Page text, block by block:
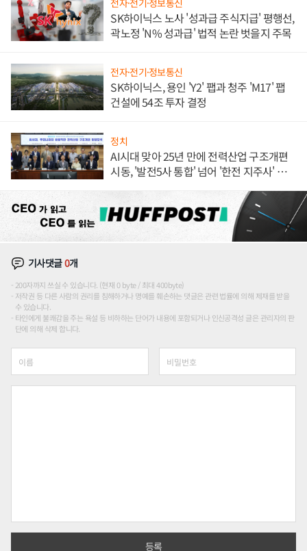
전자·전기·정보통신
SK하이닉스 노사 '성과급 주식지급' 평행선,
곽노정 'N% 성과급' 법적 논란 벗을지 주목
전자·전기·정보통신
SK하이닉스, 용인 'Y2' 팹과 청주 'M17' 팹
건설에 54조 투자 결정
정치
AI시대 맞아 25년 만에 전력산업 구조개편
시동, '발전5사 통합' 넘어 '한전 지주사' 재편
기사댓글0개
200자까지 쓰실 수 있습니다. (현재 0 byte / 최대 400byte)
저작권 등 다른 사람의 권리를 침해하거나 명예를 훼손하는 댓글은 관련 법률에 의해 제재를 받을
수 있습니다.
타인에게 불쾌감을 주는 욕설 등 비하하는 단어가 내용에 포함되거나 인신공격성 글은 관리자의 판
단에 의해 삭제 합니다.